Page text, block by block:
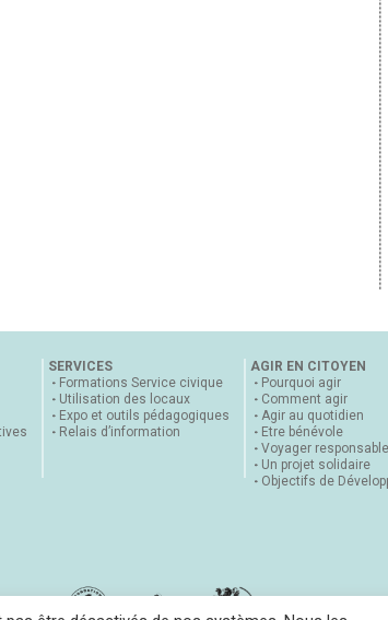
SERVICES
Formations Service civique
Utilisation des locaux
Expo et outils pédagogiques
Relais d’information
AGIR EN CITOYEN
Pourquoi agir
Comment agir
Agir au quotidien
Etre bénévole
Voyager responsable
Un projet solidaire
Objectifs de